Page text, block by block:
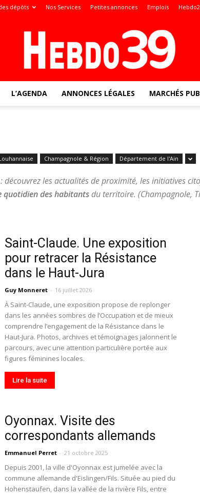
dépôts Nos Services Petites annonces Emplois
toute
l'info
–
L’AGENDA ANNONCES LÉGALES MARCHÉS
Champagnole & Région Département de l'Ain
découvrez les actualités de proximité, les initiatives
quotidien des habitantsdu territoire. (Champagnole,
Saint-Claude. Une exposition
pour retracer la Résistance
dans le Haut-Jura
Guy Monneret - 16 juillet 2026
À Saint-Claude, une exposition propose de replonger
dans les années sombres de l’Occupation et de mieux
comprendre l’engagement de la Résistance dans le
Haut-Jura. Photos, archives et témoignages jalonnent le
parcours, avec une attention particulière portée aux
figures féminines locales.
Lire la suite
Oyonnax. Visite des
correspondants allemands
Emmanuel Perret - 21 octobre 2025
Depuis 2001, la ville d'Oyonnax est jumelée avec la
commune allemande d'Eislingen/Fils. Située au pied du
Hohenstaufen, dans la vallée de la rivière Fils, entre